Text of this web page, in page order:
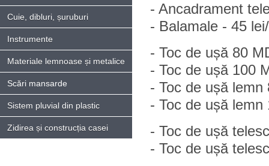
Cuie, dibluri, șuruburi
Instrumente
Materiale lemnoase și metalice
Scări mansarde
Sistem pluvial din plastic
Zidirea și construcția casei
- Ancadrament
- Balamale - 45
- Toc de ușă 80
- Toc de ușă 100
- Toc de ușă
- Toc de ușă
- Toc de ușă
- Toc de ușă